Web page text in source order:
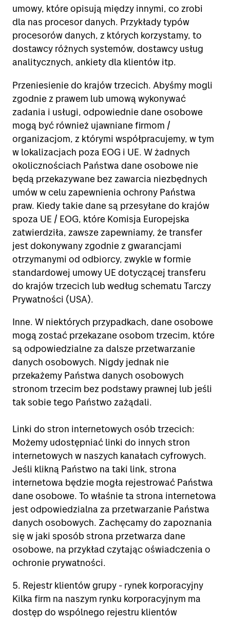
umowy, które opisują między innymi, co zrobi
dla nas procesor danych. Przykłady typów
procesorów danych, z których korzystamy, to
dostawcy różnych systemów, dostawcy usług
analitycznych, ankiety dla klientów itp.
Przeniesienie do krajów trzecich. Abyśmy mogli
zgodnie z prawem lub umową wykonywać
zadania i usługi, odpowiednie dane osobowe
mogą być również ujawniane firmom /
organizacjom, z którymi współpracujemy, w tym
w lokalizacjach poza EOG i UE. W żadnych
okolicznościach Państwa dane osobowe nie
będą przekazywane bez zawarcia niezbędnych
umów w celu zapewnienia ochrony Państwa
praw. Kiedy takie dane są przesyłane do krajów
spoza UE / EOG, które Komisja Europejska
zatwierdziła, zawsze zapewniamy, że transfer
jest dokonywany zgodnie z gwarancjami
otrzymanymi od odbiorcy, zwykle w formie
standardowej umowy UE dotyczącej transferu
do krajów trzecich lub według schematu Tarczy
Prywatności (USA).
Inne. W niektórych przypadkach, dane osobowe
mogą zostać przekazane osobom trzecim, które
są odpowiedzialne za dalsze przetwarzanie
danych osobowych. Nigdy jednak nie
przekażemy Państwa danych osobowych
stronom trzecim bez podstawy prawnej lub jeśli
tak sobie tego Państwo zażądali.
Linki do stron internetowych osób trzecich:
Możemy udostępniać linki do innych stron
internetowych w naszych kanałach cyfrowych.
Jeśli klikną Państwo na taki link, strona
internetowa będzie mogła rejestrować Państwa
dane osobowe. To właśnie ta strona internetowa
jest odpowiedzialna za przetwarzanie Państwa
danych osobowych. Zachęcamy do zapoznania
się w jaki sposób strona przetwarza dane
osobowe, na przykład czytając oświadczenia o
ochronie prywatności.
5. Rejestr klientów grupy - rynek korporacyjny
Kilka firm na naszym rynku korporacyjnym ma
dostęp do wspólnego rejestru klientów